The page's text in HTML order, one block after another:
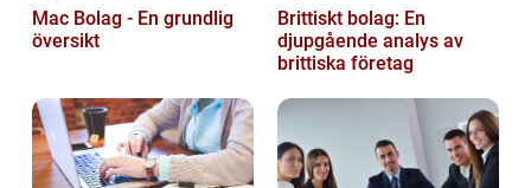
Mac Bolag - En grundlig
översikt
Brittiskt bolag: En
djupgående analys av
brittiska företag